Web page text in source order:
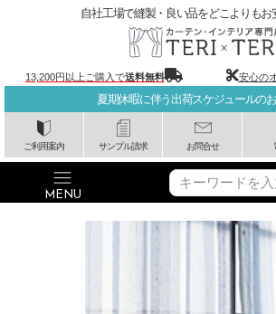
夏期休暇に伴う出荷スケジュールの
ご利用案内 サンプル請求 お問合せ
自社工場で縫製・良い品をどこよりもお
13,200円以上ご購入で送料無料 安心の